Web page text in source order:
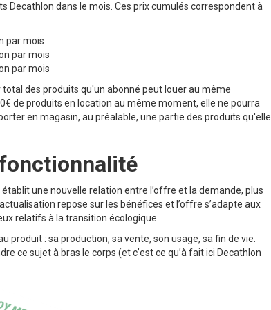
dans le mois. Ces prix cumulés correspondent à
par mois
par mois
par mois
des produits qu'un abonné peut louer au même
de produits en location au même moment, elle ne pourra
en magasin, au préalable, une partie des produits qu'elle
une nouvelle relation entre l’offre et la demande, plus
repose sur les bénéfices et l’offre s’adapte aux
relatifs à la transition écologique.
produit : sa production, sa vente, son usage, sa fin de vie.
ce sujet à bras le corps (et c’est ce qu’à fait ici Decathlon